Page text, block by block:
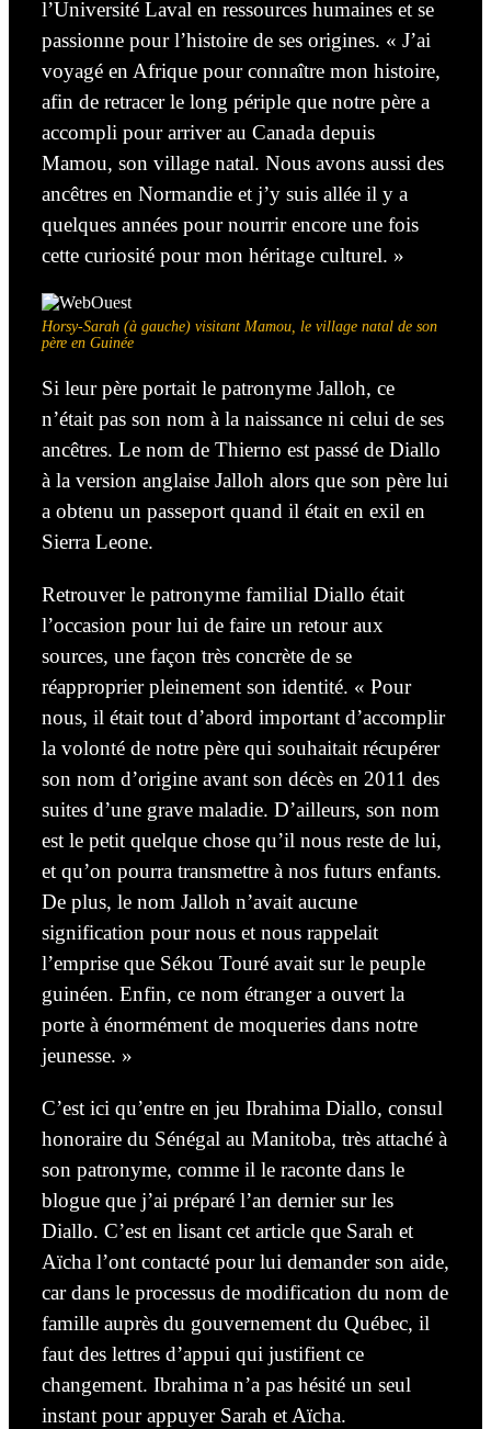
l’Université Laval en ressources humaines et se
passionne pour l’histoire de ses origines. « J’ai
voyagé en Afrique pour connaître mon histoire,
afin de retracer le long périple que notre père a
accompli pour arriver au Canada depuis
Mamou, son village natal. Nous avons aussi des
ancêtres en Normandie et j’y suis allée il y a
quelques années pour nourrir encore une fois
cette curiosité pour mon héritage culturel. »
Horsy-Sarah (à gauche) visitant Mamou, le village natal de son
père en Guinée
Si leur père portait le patronyme Jalloh, ce
n’était pas son nom à la naissance ni celui de ses
ancêtres. Le nom de Thierno est passé de Diallo
à la version anglaise Jalloh alors que son père lui
a obtenu un passeport quand il était en exil en
Sierra Leone.
Retrouver le patronyme familial Diallo était
l’occasion pour lui de faire un retour aux
sources, une façon très concrète de se
réapproprier pleinement son identité. « Pour
nous, il était tout d’abord important d’accomplir
la volonté de notre père qui souhaitait récupérer
son nom d’origine avant son décès en 2011 des
suites d’une grave maladie. D’ailleurs, son nom
est le petit quelque chose qu’il nous reste de lui,
et qu’on pourra transmettre à nos futurs enfants.
De plus, le nom Jalloh n’avait aucune
signification pour nous et nous rappelait
l’emprise que Sékou Touré avait sur le peuple
guinéen. Enfin, ce nom étranger a ouvert la
porte à énormément de moqueries dans notre
jeunesse. »
C’est ici qu’entre en jeu Ibrahima Diallo, consul
honoraire du Sénégal au Manitoba, très attaché à
son patronyme, comme il le raconte dans le
blogue que j’ai préparé l’an dernier sur les
Diallo. C’est en lisant cet article que Sarah et
Aïcha l’ont contacté pour lui demander son aide,
car dans le processus de modification du nom de
famille auprès du gouvernement du Québec, il
faut des lettres d’appui qui justifient ce
changement. Ibrahima n’a pas hésité un seul
instant pour appuyer Sarah et Aïcha.